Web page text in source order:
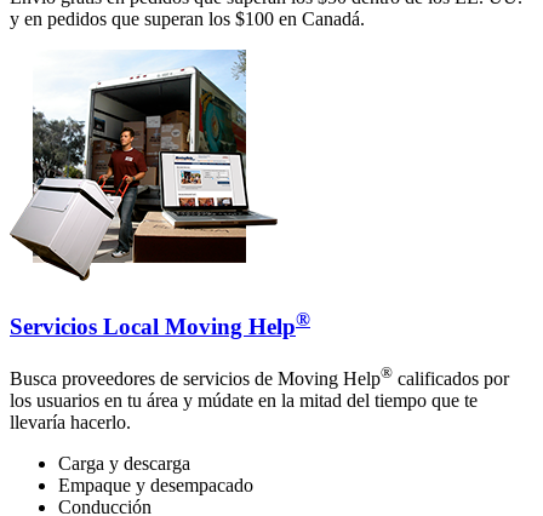
y en pedidos que superan los $100 en Canadá.
Servicios Local Moving Help®
Busca proveedores de servicios de Moving Help® calificados por
los usuarios en tu área y múdate en la mitad del tiempo que te
llevaría hacerlo.
Carga y descarga
Empaque y desempacado
Conducción